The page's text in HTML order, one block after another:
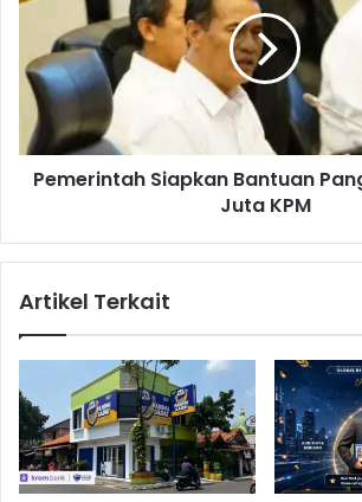
a
i
i
a
k
a
n
t
u
Pemerintah Siapkan Bantuan
Juta KPM
Artikel Terkait